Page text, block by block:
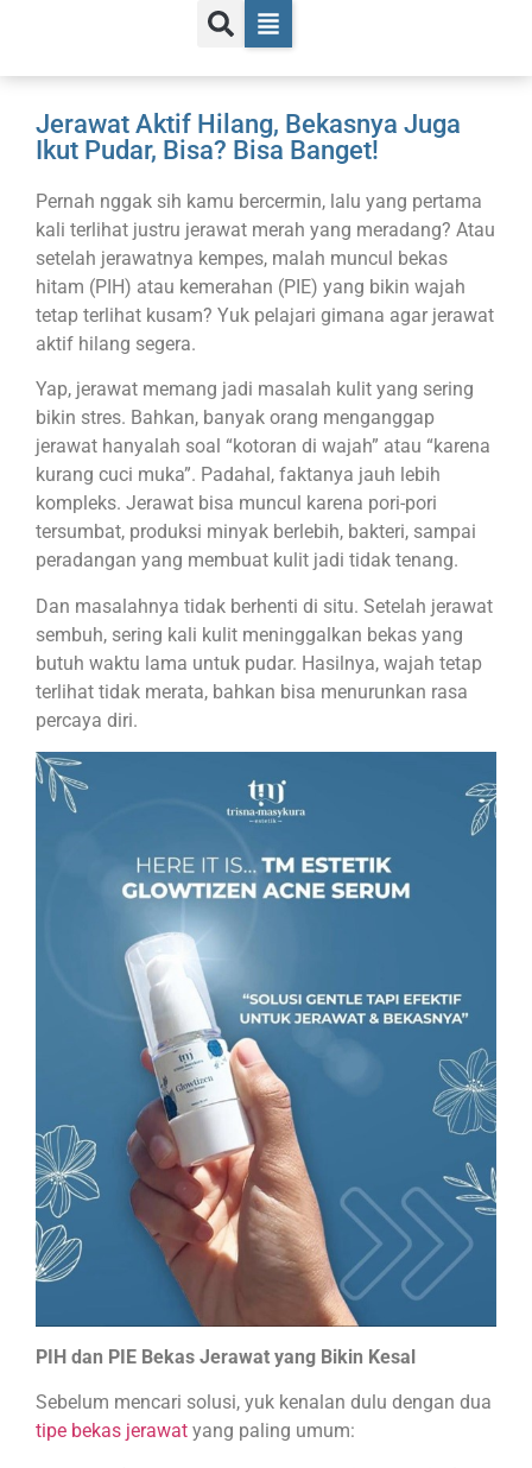
Jerawat Aktif Hilang, Bekasnya Juga
Ikut Pudar, Bisa? Bisa Banget!
Pernah nggak sih kamu bercermin, lalu yang pertama
kali terlihat justru jerawat merah yang meradang? Atau
setelah jerawatnya kempes, malah muncul bekas
hitam (PIH) atau kemerahan (PIE) yang bikin wajah
tetap terlihat kusam? Yuk pelajari gimana agar jerawat
aktif hilang segera.
Yap, jerawat memang jadi masalah kulit yang sering
bikin stres. Bahkan, banyak orang menganggap
jerawat hanyalah soal “kotoran di wajah” atau “karena
kurang cuci muka”. Padahal, faktanya jauh lebih
kompleks. Jerawat bisa muncul karena pori-pori
tersumbat, produksi minyak berlebih, bakteri, sampai
peradangan yang membuat kulit jadi tidak tenang.
Dan masalahnya tidak berhenti di situ. Setelah jerawat
sembuh, sering kali kulit meninggalkan bekas yang
butuh waktu lama untuk pudar. Hasilnya, wajah tetap
terlihat tidak merata, bahkan bisa menurunkan rasa
percaya diri.
PIH dan PIE Bekas Jerawat yang Bikin Kesal
Sebelum mencari solusi, yuk kenalan dulu dengan dua
tipe bekas jerawat yang paling umum: